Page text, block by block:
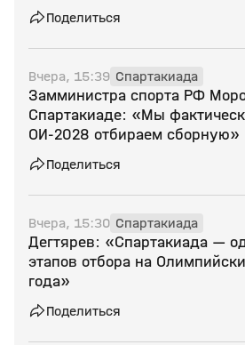
Поделиться
Вчера, 15:39 Спартакиада
Замминистра спорта РФ
Спартакиаде: «Мы
ОИ‑2028 отбираем сборную»
Поделиться
Вчера, 15:30 Спартакиада
Дегтярев: «Спартакиада —
этапов отбора на
года»
Поделиться